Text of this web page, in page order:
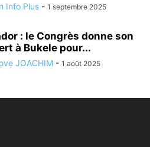
Info Plus - 1 septembre 2025
: le Congrès donne son
à Bukele pour...
JOACHIM - 1 août 2025